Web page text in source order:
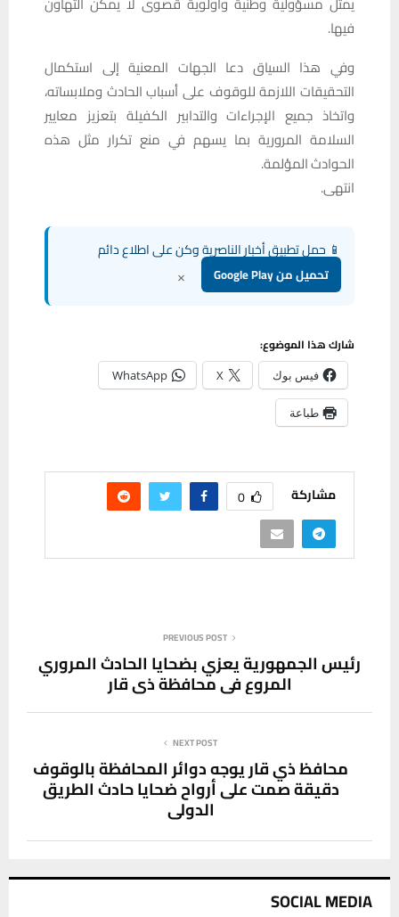
فيها.
وفي هذا السياق دعا الجهات المعنية إلى استكمال
التحقيقات اللازمة للوقوف على أسباب الحادث وملابساته،
واتخاذ جميع الإجراءات والتدابير الكفيلة بتعزيز معايير
السلامة المرورية بما يسهم في منع تكرار مثل هذه
الحوادث المؤلمة.
انتهى.
📱 حمل تطبيق أخبار الناصرية وكن على اطلاع دائم
تحميل من Google Play ×
شارك هذا الموضوع:
فيس بوك X
WhatsApp
طباعة
مشاركة 0
PREVIOUS POST
رئيس الجمهورية يعزي بضحايا الحادث المروري
المروع في محافظة ذي قار
NEXT POST
محافظ ذي قار يوجه دوائر المحافظة بالوقوف
دقيقة صمت على أرواح ضحايا حادث الطريق
الدولي
SOCIAL MEDIA